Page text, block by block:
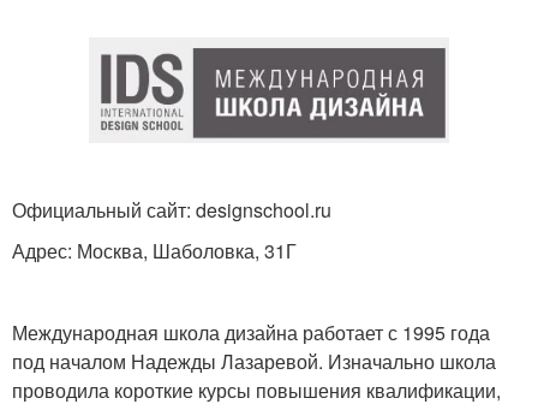
Официальный сайт: designschool.ru
Адрес: Москва, Шаболовка, 31Г
Международная школа дизайна работает с 1995 года
под началом Надежды Лазаревой. Изначально школа
проводила короткие курсы повышения квалификации,